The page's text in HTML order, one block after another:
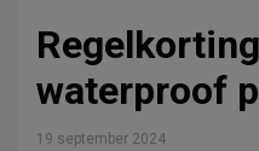
waterproof
19 september 2024